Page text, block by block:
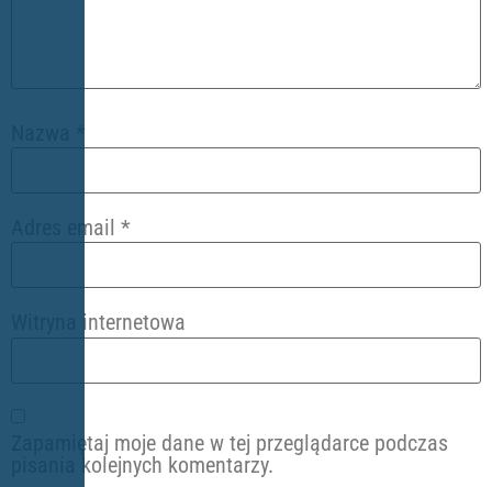
*
Adres email *
Witryna internetowa
Zapamiętaj moje dane w tej przeglądarce podczas
pisania kolejnych komentarzy.